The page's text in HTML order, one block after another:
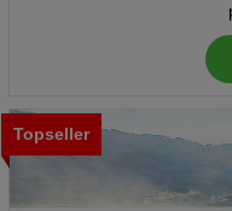
Topseller